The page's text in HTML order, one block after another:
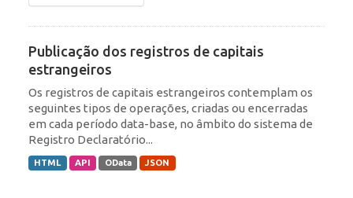
Publicação dos registros de capitais
estrangeiros
Os registros de capitais estrangeiros contemplam os
seguintes tipos de operações, criadas ou encerradas
em cada período data-base, no âmbito do sistema de
Registro Declaratório...
HTML API OData JSON